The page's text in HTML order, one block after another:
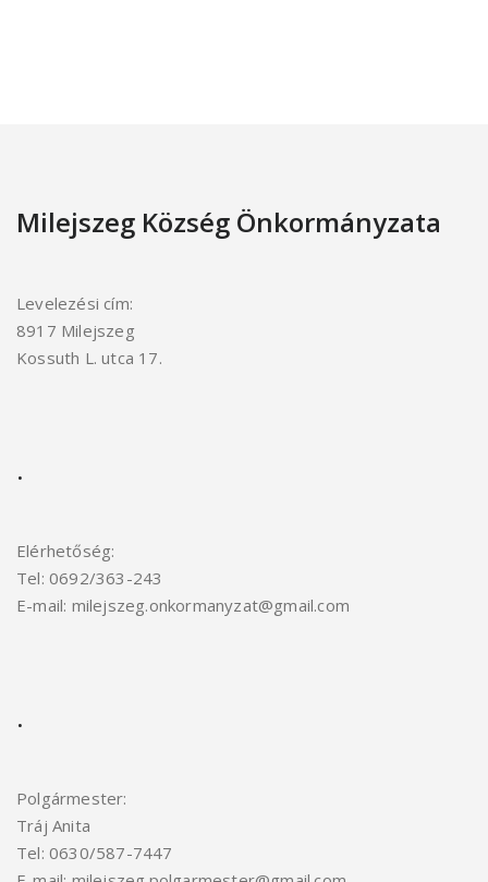
Milejszeg Község Önkormányzata
Levelezési cím:
8917 Milejszeg
Kossuth L. utca 17.
.
Elérhetőség:
Tel: 0692/363-243
E-mail: milejszeg.onkormanyzat@gmail.com
.
Polgármester:
Tráj Anita
Tel: 0630/587-7447